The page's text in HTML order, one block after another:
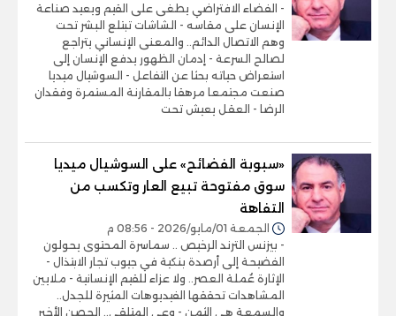
- الفضاء الافتراضي يطغى على القيم ويعيد صناعة
الإنسان على مقاسه - الشاشات تبتلع البشر تحت
وهم الاتصال الدائم.. والمعنى الإنساني يتراجع
لصالح السرعة - إدمان الظهور يدفع الإنسان إلى
استعراض حياته بحثا عن التفاعل - السوشيال ميديا
صنعت مجتمعا مرهقا بالمقارنة المستمرة وفقدان
الرضا - العقل يعيش تحت
«سبوبة الفضائح» على السوشيال ميديا
سوق مفتوحة تبيع العار وتكسب من
التفاهة
الجمعة 01/مايو/2026 - 08:56 م
- بيزنس الترند الرخيص .. سماسرة المحتوى يحولون
الفضيحة إلى أرصدة بنكية في جيوب تجار الابتذال -
الإثارة عُملة العصر.. ولا عزاء للقيم الإنسانية - ملايين
المشاهدات تحققها الفيديوهات المثيرة للجدل..
والسمعة هي الثمن - وعي المتلقي.. الحصن الأخير